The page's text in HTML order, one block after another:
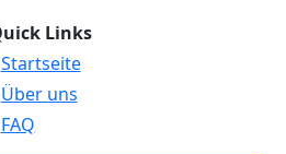
Links
Startseite
Über uns
FAQ